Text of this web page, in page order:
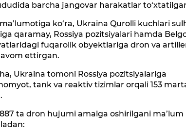
barcha jangovar harakatlar
ko‘ra, Ukraina Qurolli kuchlari
qaramay, Rossiya pozitsiyalari hamda
fuqarolik obyektlariga dron va
ettirgan.
Ukraina tomoni Rossiya pozitsiyalariga
tank va reaktiv tizimlar orqali 153
ta dron hujumi amalga oshirilgani ma’lum